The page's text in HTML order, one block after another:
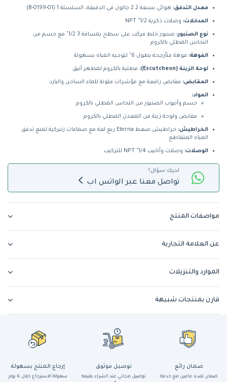
معدل التدفق: هوائي بسعة 2.2 جالون في الدقيقة، السلسلة 1 (B-0199-01)
المدخلات: وصلات ذكرية 1/2" NPT
نوع الصنبور:
صنبور خلط مركب على سطح بمسافة 3 1/2" مع جسم من
النحاس المطلي بالكروم
الفوهة: فوهة متأرجحة بطول 6" لتوجيه المياه بسهولة
لوحة الزينة (Escutcheon): مطلية بالكروم لمظهر أنيق
المقابض: مقابض رافعة مع مؤشرات ملونة للماء الساخن والبارد
المواد:
جسم وأنبوب الصنبور من النحاس المطلي بالكروم
مقابض ولوحة زينة من المعدن المطلي بالكروم
الخراطيش:
خراطيش ضغط Eterna ربع لفة مع صمامات زنبركية لمنع تدفق
المياه المتقاطع
الوصلات: وصلات وأنابيب 1/4" NPT للتركيب
لديك سؤال؟
تواصل معنا عبر الواتس اب
مواصفات المنتج
عن العلامة التجارية
الموارد والتنزيلات
قارن بمنتجات شبيهة
ضمان رائع
ضمان لمدة عامين مع خدمة
توصيل موثوق
توصيل مجاني عند الشراء بقيمة
إرجاع المنتج بسهولة
سهولة الاسترجاع خلال ١٤ يوم